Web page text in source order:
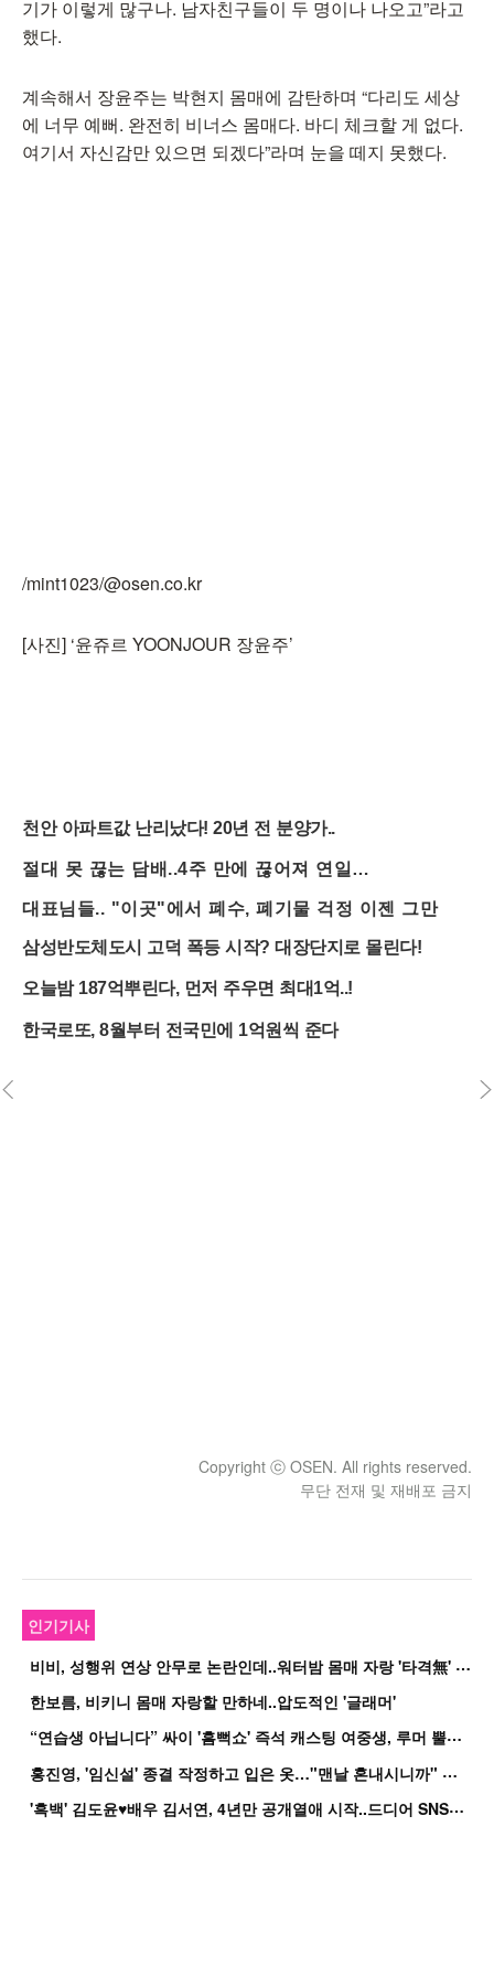
기가 이렇게 많구나. 남자친구들이 두 명이나 나오고”라고
했다.
계속해서 장윤주는 박현지 몸매에 감탄하며 “다리도 세상
에 너무 예뻐. 완전히 비너스 몸매다. 바디 체크할 게 없다.
여기서 자신감만 있으면 되겠다”라며 눈을 떼지 못했다.
/mint1023/@osen.co.kr
[사진] ‘윤쥬르 YOONJOUR 장윤주’
Copyright ⓒ OSEN. All rights reserved.
무단 전재 및 재배포 금지
인기기사
비
비, 성행위 연상 안무로 논란인데..워터밤 몸매 자랑 '타격無' 근황
한보름, 비키니 몸매 자랑할 만하네..압도적인 '글래머'
“
연습생 아닙니다” 싸이 '흠뻑쇼' 즉석 캐스팅 여중생, 루머 뿔났다[Oh!쎈 이...
홍
진영, '임신설' 종결 작정하고 입은 옷…"맨날 혼내시니까" 억울
'
흑백' 김도윤♥배우 김서연, 4년만 공개열애 시작..드디어 SNS에 노출 [핫피...